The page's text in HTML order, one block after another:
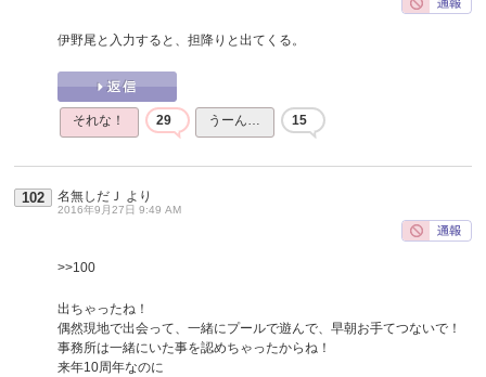
伊野尾と入力すると、担降りと出てくる。
それな！ 29 うーん… 15
102 名無しだＪ より
2016年9月27日 9:49 AM
>>100
出ちゃったね！
偶然現地で出会って、一緒にプールで遊んで、早朝お手てつないで！
事務所は一緒にいた事を認めちゃったからね！
来年10周年なのに